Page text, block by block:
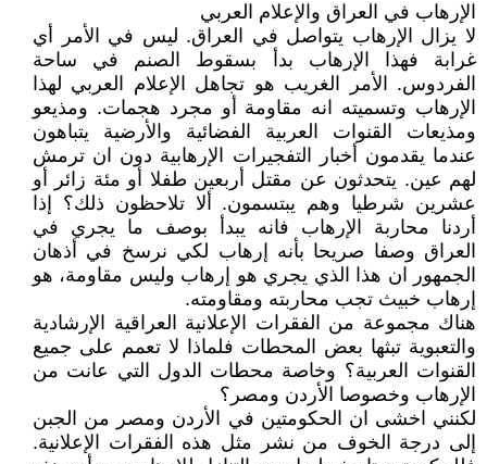
الإرهاب في العراق والإعلام العربي
لا يزال الإرهاب يتواصل في العراق. ليس في الأمر أي
غرابة فهذا الإرهاب بدأ بسقوط الصنم في ساحة
الفردوس. الأمر الغريب هو تجاهل الإعلام العربي لهذا
الإرهاب وتسميته انه مقاومة أو مجرد هجمات. ومذيعو
ومذيعات القنوات العربية الفضائية والأرضية يتباهون
عندما يقدمون أخبار التفجيرات الإرهابية دون ان ترمش
لهم عين. يتحدثون عن مقتل أربعين طفلا أو مئة زائر أو
عشرين شرطيا وهم يبتسمون. ألا تلاحظون ذلك؟ إذا
أردنا محاربة الإرهاب فانه يبدأ بوصف ما يجري في
العراق وصفا صريحا بأنه إرهاب لكي نرسخ في أذهان
الجمهور ان هذا الذي يجري هو إرهاب وليس مقاومة، هو
إرهاب خبيث تجب محاربته ومقاومته.
هناك مجموعة من الفقرات الإعلانية العراقية الإرشادية
والتعبوية تبثها بعض المحطات فلماذا لا تعمم على جميع
القنوات العربية؟ وخاصة محطات الدول التي عانت من
الإرهاب وخصوصا الأردن ومصر؟
لكنني اخشى ان الحكومتين في الأردن ومصر من الجبن
إلى درجة الخوف من نشر مثل هذه الفقرات الإعلانية.